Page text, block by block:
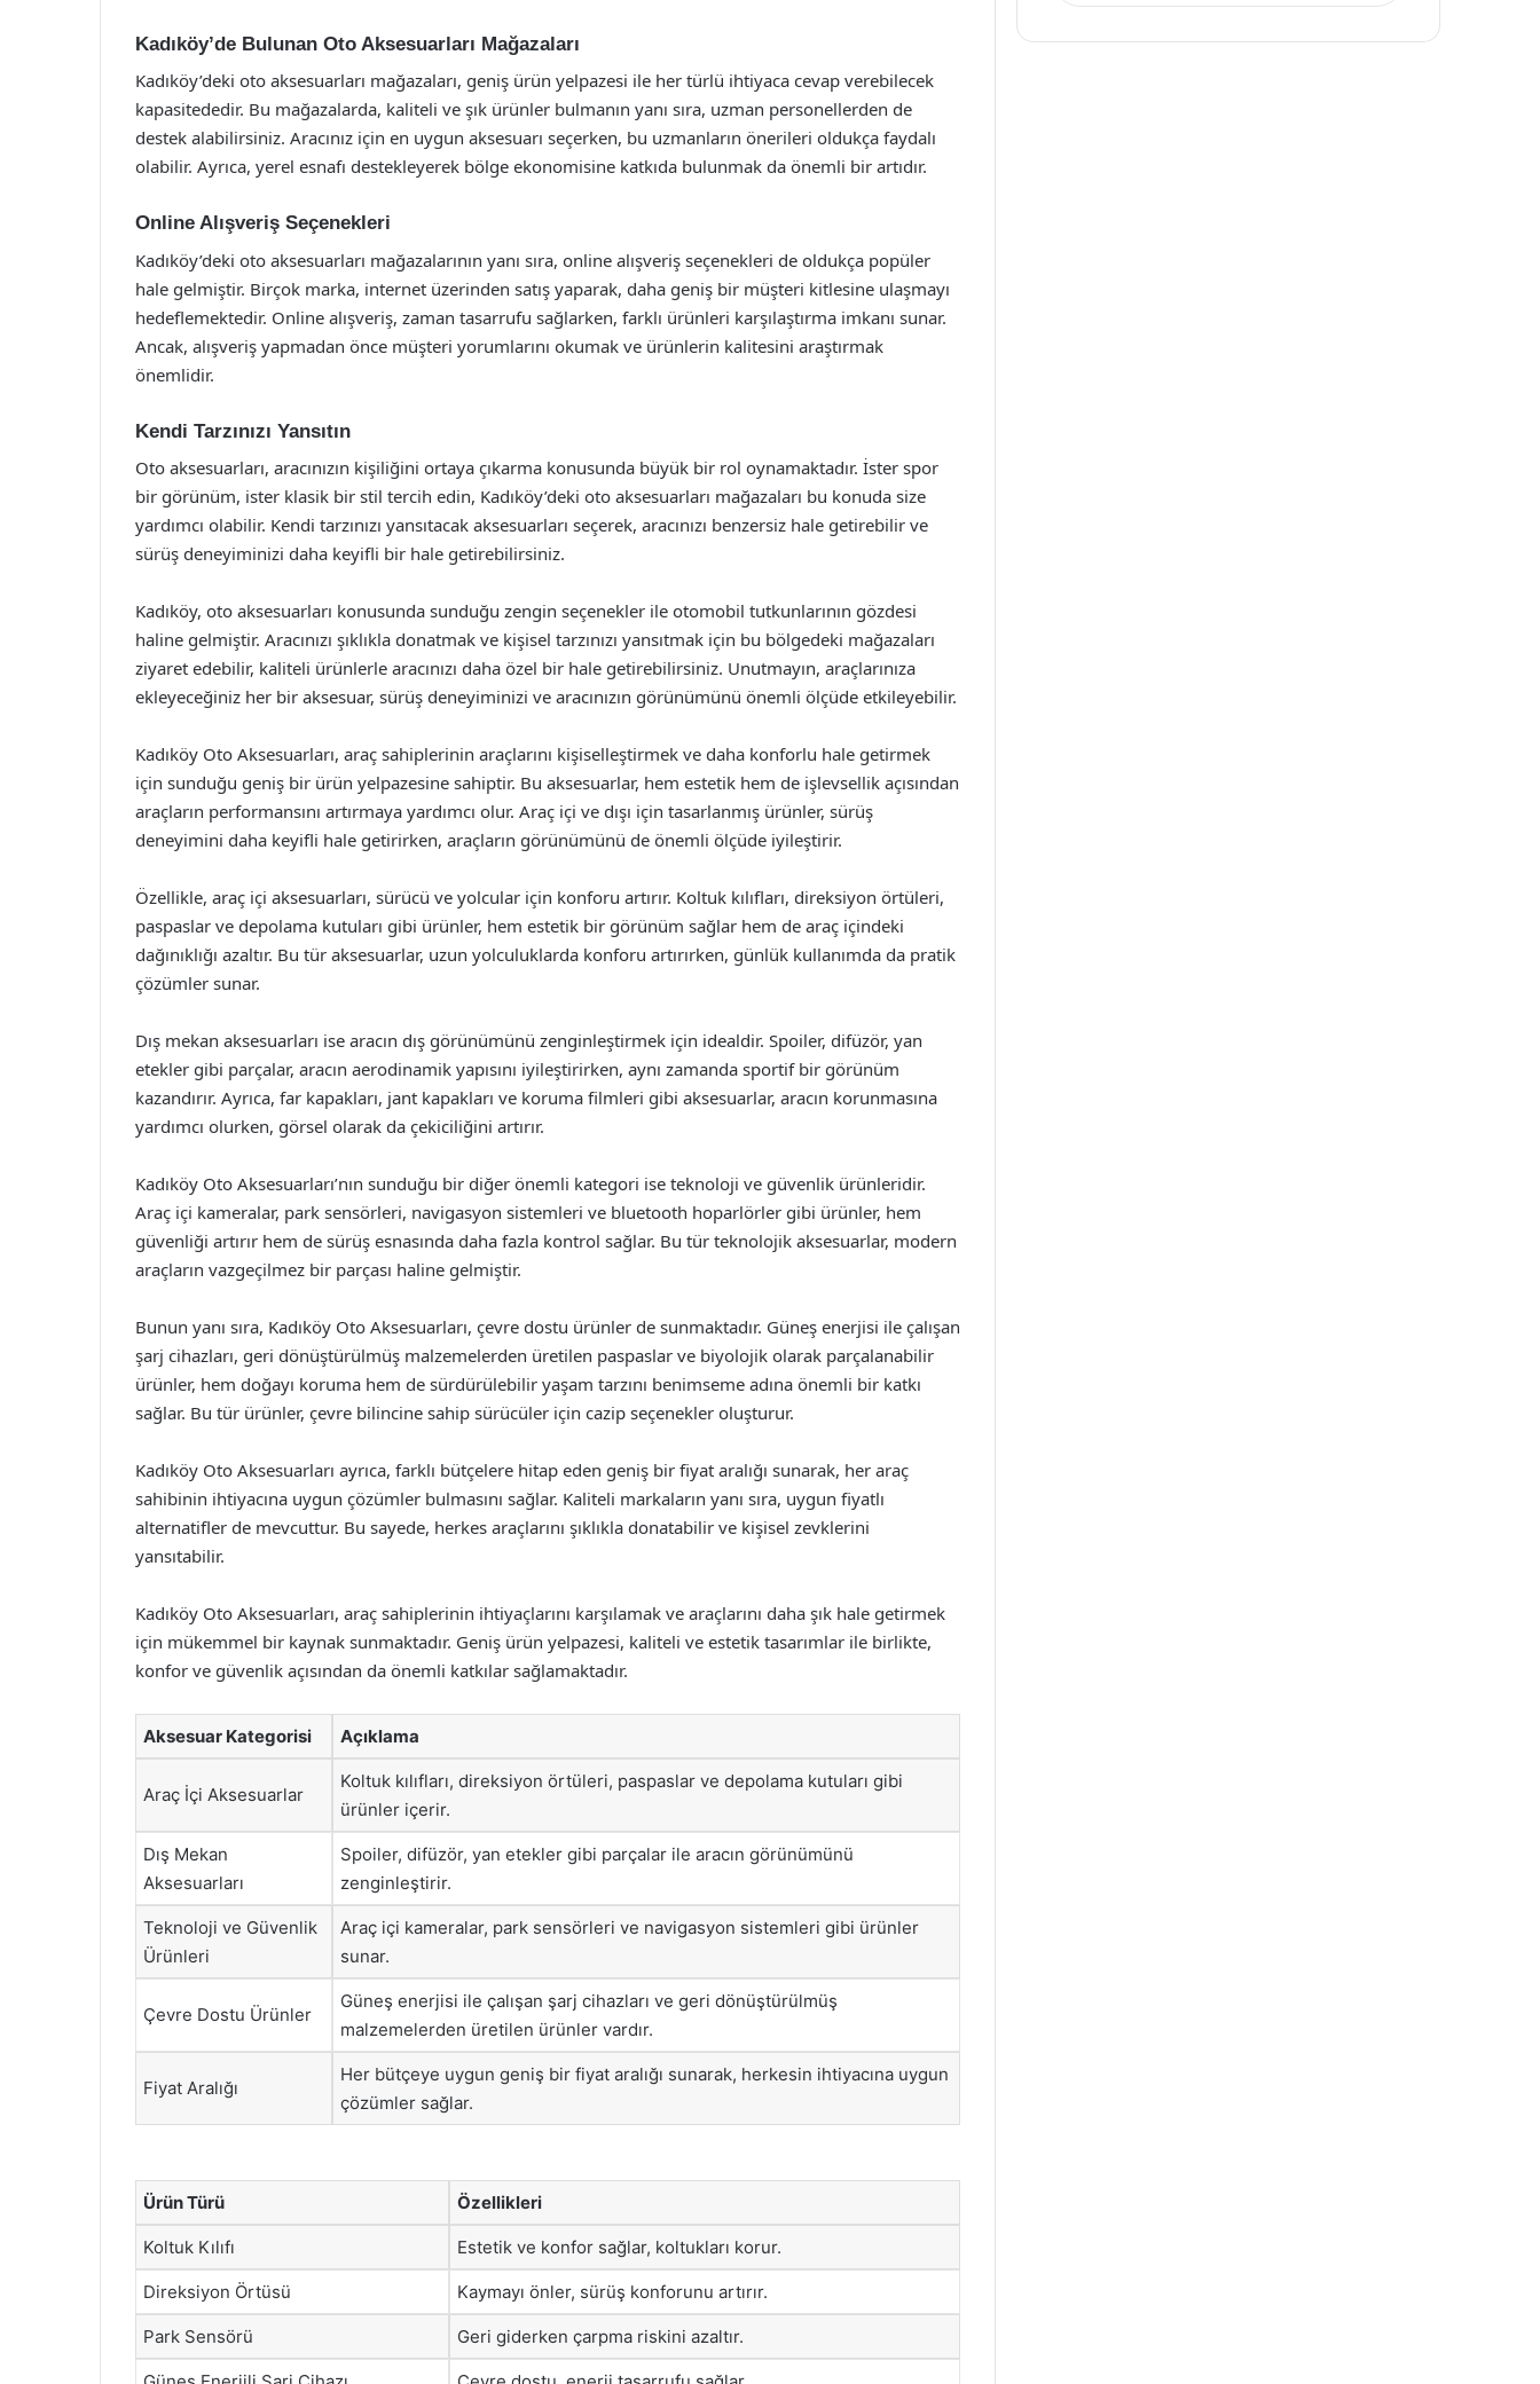
Kadıköy’de Bulunan Oto Aksesuarları Mağazaları
Kadıköy’deki oto aksesuarları mağazaları, geniş ürün yelpazesi ile her türlü ihtiyaca cevap verebilecek
kapasitededir. Bu mağazalarda, kaliteli ve şık ürünler bulmanın yanı sıra, uzman personellerden de
destek alabilirsiniz. Aracınız için en uygun aksesuarı seçerken, bu uzmanların önerileri oldukça faydalı
olabilir. Ayrıca, yerel esnafı destekleyerek bölge ekonomisine katkıda bulunmak da önemli bir artıdır.
Online Alışveriş Seçenekleri
Kadıköy’deki oto aksesuarları mağazalarının yanı sıra, online alışveriş seçenekleri de oldukça popüler
hale gelmiştir. Birçok marka, internet üzerinden satış yaparak, daha geniş bir müşteri kitlesine ulaşmayı
hedeflemektedir. Online alışveriş, zaman tasarrufu sağlarken, farklı ürünleri karşılaştırma imkanı sunar.
Ancak, alışveriş yapmadan önce müşteri yorumlarını okumak ve ürünlerin kalitesini araştırmak
önemlidir.
Kendi Tarzınızı Yansıtın
Oto aksesuarları, aracınızın kişiliğini ortaya çıkarma konusunda büyük bir rol oynamaktadır. İster spor
bir görünüm, ister klasik bir stil tercih edin, Kadıköy’deki oto aksesuarları mağazaları bu konuda size
yardımcı olabilir. Kendi tarzınızı yansıtacak aksesuarları seçerek, aracınızı benzersiz hale getirebilir ve
sürüş deneyiminizi daha keyifli bir hale getirebilirsiniz.
Kadıköy, oto aksesuarları konusunda sunduğu zengin seçenekler ile otomobil tutkunlarının gözdesi
haline gelmiştir. Aracınızı şıklıkla donatmak ve kişisel tarzınızı yansıtmak için bu bölgedeki mağazaları
ziyaret edebilir, kaliteli ürünlerle aracınızı daha özel bir hale getirebilirsiniz. Unutmayın, araçlarınıza
ekleyeceğiniz her bir aksesuar, sürüş deneyiminizi ve aracınızın görünümünü önemli ölçüde etkileyebilir.
Kadıköy Oto Aksesuarları, araç sahiplerinin araçlarını kişiselleştirmek ve daha konforlu hale getirmek
için sunduğu geniş bir ürün yelpazesine sahiptir. Bu aksesuarlar, hem estetik hem de işlevsellik açısından
araçların performansını artırmaya yardımcı olur. Araç içi ve dışı için tasarlanmış ürünler, sürüş
deneyimini daha keyifli hale getirirken, araçların görünümünü de önemli ölçüde iyileştirir.
Özellikle, araç içi aksesuarları, sürücü ve yolcular için konforu artırır. Koltuk kılıfları, direksiyon örtüleri,
paspaslar ve depolama kutuları gibi ürünler, hem estetik bir görünüm sağlar hem de araç içindeki
dağınıklığı azaltır. Bu tür aksesuarlar, uzun yolculuklarda konforu artırırken, günlük kullanımda da pratik
çözümler sunar.
Dış mekan aksesuarları ise aracın dış görünümünü zenginleştirmek için idealdir. Spoiler, difüzör, yan
etekler gibi parçalar, aracın aerodinamik yapısını iyileştirirken, aynı zamanda sportif bir görünüm
kazandırır. Ayrıca, far kapakları, jant kapakları ve koruma filmleri gibi aksesuarlar, aracın korunmasına
yardımcı olurken, görsel olarak da çekiciliğini artırır.
Kadıköy Oto Aksesuarları’nın sunduğu bir diğer önemli kategori ise teknoloji ve güvenlik ürünleridir.
Araç içi kameralar, park sensörleri, navigasyon sistemleri ve bluetooth hoparlörler gibi ürünler, hem
güvenliği artırır hem de sürüş esnasında daha fazla kontrol sağlar. Bu tür teknolojik aksesuarlar, modern
araçların vazgeçilmez bir parçası haline gelmiştir.
Bunun yanı sıra, Kadıköy Oto Aksesuarları, çevre dostu ürünler de sunmaktadır. Güneş enerjisi ile çalışan
şarj cihazları, geri dönüştürülmüş malzemelerden üretilen paspaslar ve biyolojik olarak parçalanabilir
ürünler, hem doğayı koruma hem de sürdürülebilir yaşam tarzını benimseme adına önemli bir katkı
sağlar. Bu tür ürünler, çevre bilincine sahip sürücüler için cazip seçenekler oluşturur.
Kadıköy Oto Aksesuarları ayrıca, farklı bütçelere hitap eden geniş bir fiyat aralığı sunarak, her araç
sahibinin ihtiyacına uygun çözümler bulmasını sağlar. Kaliteli markaların yanı sıra, uygun fiyatlı
alternatifler de mevcuttur. Bu sayede, herkes araçlarını şıklıkla donatabilir ve kişisel zevklerini
yansıtabilir.
Kadıköy Oto Aksesuarları, araç sahiplerinin ihtiyaçlarını karşılamak ve araçlarını daha şık hale getirmek
için mükemmel bir kaynak sunmaktadır. Geniş ürün yelpazesi, kaliteli ve estetik tasarımlar ile birlikte,
konfor ve güvenlik açısından da önemli katkılar sağlamaktadır.
Aksesuar Kategorisi Açıklama
Araç İçi Aksesuarlar
Koltuk kılıfları, direksiyon örtüleri, paspaslar ve depolama kutuları gibi
ürünler içerir.
Dış Mekan
Aksesuarları
Spoiler, difüzör, yan etekler gibi parçalar ile aracın görünümünü
zenginleştirir.
Teknoloji ve Güvenlik
Ürünleri
Araç içi kameralar, park sensörleri ve navigasyon sistemleri gibi ürünler
sunar.
Çevre Dostu Ürünler
Güneş enerjisi ile çalışan şarj cihazları ve geri dönüştürülmüş
malzemelerden üretilen ürünler vardır.
Fiyat Aralığı
Her bütçeye uygun geniş bir fiyat aralığı sunarak, herkesin ihtiyacına uygun
çözümler sağlar.
Ürün Türü Özellikleri
Koltuk Kılıfı Estetik ve konfor sağlar, koltukları korur.
Direksiyon Örtüsü Kaymayı önler, sürüş konforunu artırır.
Park Sensörü Geri giderken çarpma riskini azaltır.